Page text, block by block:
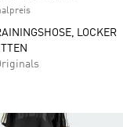
LOCKER